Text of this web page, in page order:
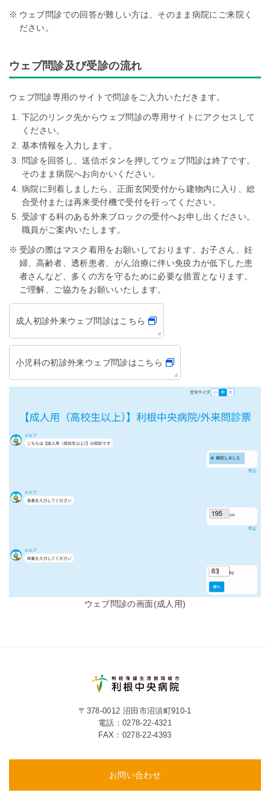
ウェブ問診での回答が難しい方は、そのまま病院にご来院く
ださい。
ウェブ問診及び受診の流れ
ウェブ問診専用のサイトで問診をご入力いただきます。
下記のリンク先からウェブ問診の専用サイトにアクセスして
ください。
基本情報を入力します。
問診を回答し、送信ボタンを押してウェブ問診は終了です。
そのまま病院へお向かいください。
病院に到着しましたら、正面玄関受付から建物内に入り、総
合受付または再来受付機で受付を行ってください。
受診する科のある外来ブロックの受付へお申し出ください。
職員がご案内いたします。
受診の際はマスク着用をお願いしております。お子さん、妊
婦、高齢者、透析患者、がん治療に伴い免疫力が低下した患
者さんなど、多くの方を守るために必要な措置となります。
ご理解、ご協力をお願いいたします。
成人初診外来ウェブ問診はこちら
小児科の初診外来ウェブ問診はこちら
ウェブ問診の画面(成人用)
〒378-0012 沼田市沼須町910-1
電話： 0278-22-4321
FAX：0278-22-4393
お問い合わせ